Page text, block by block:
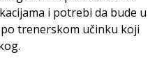
i potrebi da bude u
trenerskom učinku koji